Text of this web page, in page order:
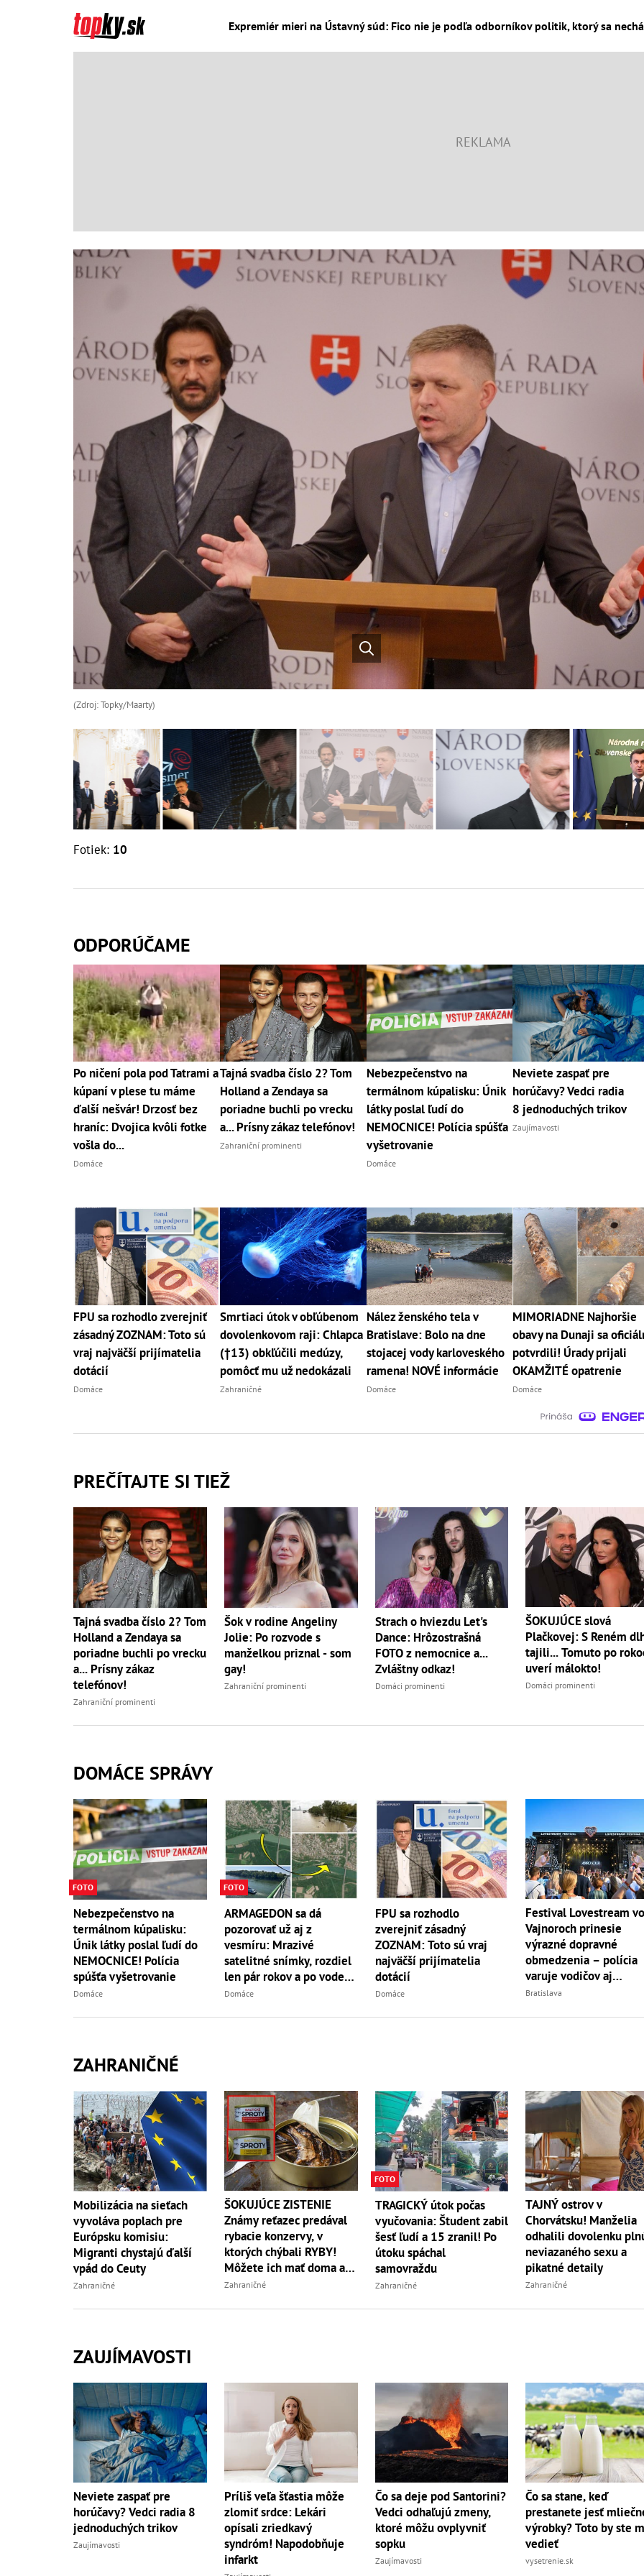
Expremiér mieri na Ústavný súd: Fico nie je podľa odborníkov politik, ktorý sa
(Zdroj: Topky/Maarty)
Fotiek: 10
ODPORÚČAME
Po ničení pola pod Tatrami a
kúpaní v plese tu máme
ďalší nešvár! Drzosť bez
hraníc: Dvojica kvôli fotke
vošla do...
Domáce
Tajná svadba číslo 2? Tom
Holland a Zendaya sa
poriadne buchli po vrecku
a... Prísny zákaz telefónov!
Zahraniční prominenti
Nebezpečenstvo na
termálnom kúpalisku: Únik
látky poslal ľudí do
NEMOCNICE! Polícia spúšťa
vyšetrovanie
Domáce
Neviete zaspať pre
horúčavy? Vedci radia
8 jednoduchých trikov
Zaujímavosti
FPU sa rozhodlo zverejniť
zásadný ZOZNAM: Toto sú
vraj najväčší prijímatelia
dotácií
Domáce
Smrtiaci útok v obľúbenom
dovolenkovom raji: Chlapca
(†13) obkľúčili medúzy,
pomôcť mu už nedokázali
Zahraničné
Nález ženského tela v
Bratislave: Bolo na dne
stojacej vody karloveského
ramena! NOVÉ informácie
Domáce
MIMORIADNE Najhoršie
obavy na Dunaji sa
potvrdili! Úrady prijali
OKAMŽITÉ opatrenie
Domáce
PREČÍTAJTE SI TIEŽ
Tajná svadba číslo 2? Tom
Holland a Zendaya sa
poriadne buchli po vrecku
a... Prísny zákaz
telefónov!
Zahraniční prominenti
Šok v rodine Angeliny
Jolie: Po rozvode s
manželkou priznal - som
gay!
Zahraniční prominenti
Strach o hviezdu Let's
Dance: Hrôzostrašná
FOTO z nemocnice a...
Zvláštny odkaz!
Domáci prominenti
ŠOKUJÚCE slová
Plačkovej: S Reném
tajili... Tomuto po
uverí málokto!
Domáci prominenti
DOMÁCE SPRÁVY
FOTO
Nebezpečenstvo na
termálnom kúpalisku:
Únik látky poslal ľudí do
NEMOCNICE! Polícia
spúšťa vyšetrovanie
Domáce
FOTO
ARMAGEDON sa dá
pozorovať už aj z
vesmíru: Mrazivé
satelitné snímky, rozdiel
len pár rokov a po vode
ani stopy!
Domáce
FPU sa rozhodlo
zverejniť zásadný
ZOZNAM: Toto sú vraj
najväčší prijímatelia
dotácií
Domáce
Festival Lovestream
Vajnoroch prinesie
výrazné dopravné
obmedzenia – polícia
varuje vodičov aj
návštevníkov
Bratislava
ZAHRANIČNÉ
Mobilizácia na sieťach
vyvoláva poplach pre
Európsku komisiu:
Migranti chystajú ďalší
vpád do Ceuty
Zahraničné
ŠOKUJÚCE ZISTENIE
Známy reťazec predával
rybacie konzervy, v
ktorých chýbali RYBY!
Môžete ich mať doma aj
vy
Zahraničné
FOTO
TRAGICKÝ útok počas
vyučovania: Študent zabil
šesť ľudí a 15 zranil! Po
útoku spáchal
samovraždu
Zahraničné
TAJNÝ ostrov v
Chorvátsku! Manželia
odhalili dovolenku
neviazaného sexu a
pikatné detaily
Zahraničné
ZAUJÍMAVOSTI
Neviete zaspať pre
horúčavy? Vedci radia 8
jednoduchých trikov
Zaujímavosti
Príliš veľa šťastia môže
zlomiť srdce: Lekári
opísali zriedkavý
syndróm! Napodobňuje
infarkt
Čo sa deje pod Santorini?
Vedci odhaľujú zmeny,
ktoré môžu ovplyvniť
sopku
Zaujímavosti
Čo sa stane, keď
prestanete jesť
výrobky? Toto by ste
vedieť
vysetrenie.sk